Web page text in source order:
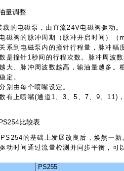
量调整
载的电磁泵，由直流24V电磁阀驱动。
磁阀的脉冲周期（脉冲开启时间）（
系到电磁泵内的撞针行程量，脉冲幅
是撞针1秒间的行程次数。脉冲周波数
大、脉冲周波数越高，输油量越多
定。
别由每个喷嘴设定。
有上喷嘴(通道1、3、5、7、9、11)
比较表
的基础上发展改良后，焕然一新
动时间通过流量检测并同步平衡，可
PS255